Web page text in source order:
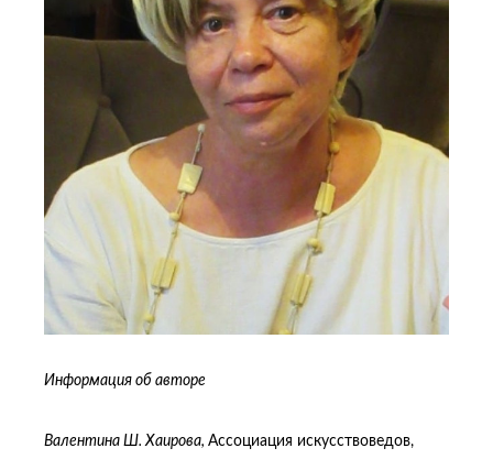
Информация об авторе
Валентина Ш. Хаирова, Ассоциация искусствоведов,